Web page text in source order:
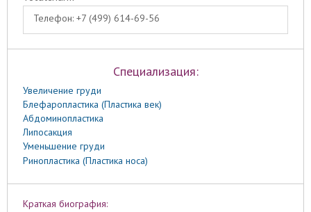
Телефон: +7 (499) 614-69-56
Специализация:
Увеличение груди
Блефаропластика (Пластика век)
Абдоминопластика
Липосакция
Уменьшение груди
Ринопластика (Пластика носа)
Краткая биография: